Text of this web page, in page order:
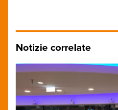
Notizie correlate